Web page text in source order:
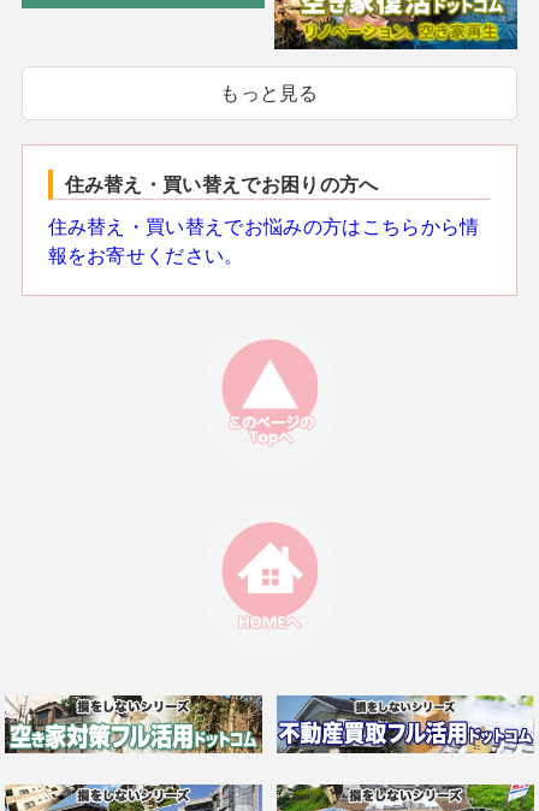
もっと見る
住み替え・買い替えでお困りの方へ
住み替え・買い替えでお悩みの方はこちらから情
報をお寄せください。